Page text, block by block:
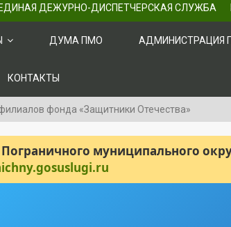
ЕДИНАЯ ДЕЖУРНО-ДИСПЕТЧЕРСКАЯ СЛУЖБА
ДУМА ПМО АДМИНИСТРАЦИЯ
КОНТАКТЫ
фонда «Защитники Отечества»
муниципального